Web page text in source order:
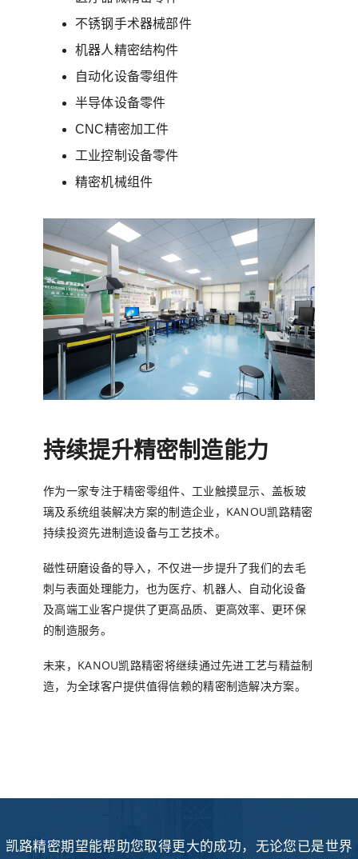
不锈钢手术器械部件
机器人精密结构件
自动化设备零组件
半导体设备零件
CNC精密加工件
工业控制设备零件
精密机械组件
持续提升精密制造能力
作为一家专注于精密零组件、工业触摸显示、盖板玻
璃及系统组装解决方案的制造企业，KANOU凯路精密
持续投资先进制造设备与工艺技术。
磁性研磨设备的导入，不仅进一步提升了我们的去毛
刺与表面处理能力，也为医疗、机器人、自动化设备
及高端工业客户提供了更高品质、更高效率、更环保
的制造服务。
未来，KANOU凯路精密将继续通过先进工艺与精益制
造，为全球客户提供值得信赖的精密制造解决方案。
凯路精密期望能帮助您取得更大的成功，无论您已是世界